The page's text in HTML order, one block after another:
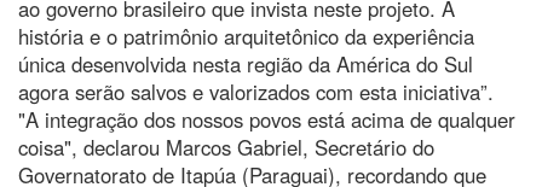
ao governo brasileiro que invista neste projeto. A
história e o patrimônio arquitetônico da experiência
única desenvolvida nesta região da América do Sul
agora serão salvos e valorizados com esta iniciativa”.
"A integração dos nossos povos está acima de qualquer
coisa", declarou Marcos Gabriel, Secretário do
Governatorato de Itapúa (Paraguai), recordando que